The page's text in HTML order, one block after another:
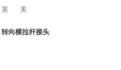
英 美
转向横拉杆接头